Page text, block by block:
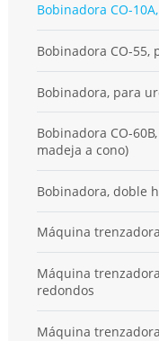
Bobinadora CO-
Bobinadora CO-55,
Bobinadora, para
Bobinadora CO-
madeja a cono)
Bobinadora, doble
Máquina trenzadora
Máquina
redondos
Máquina